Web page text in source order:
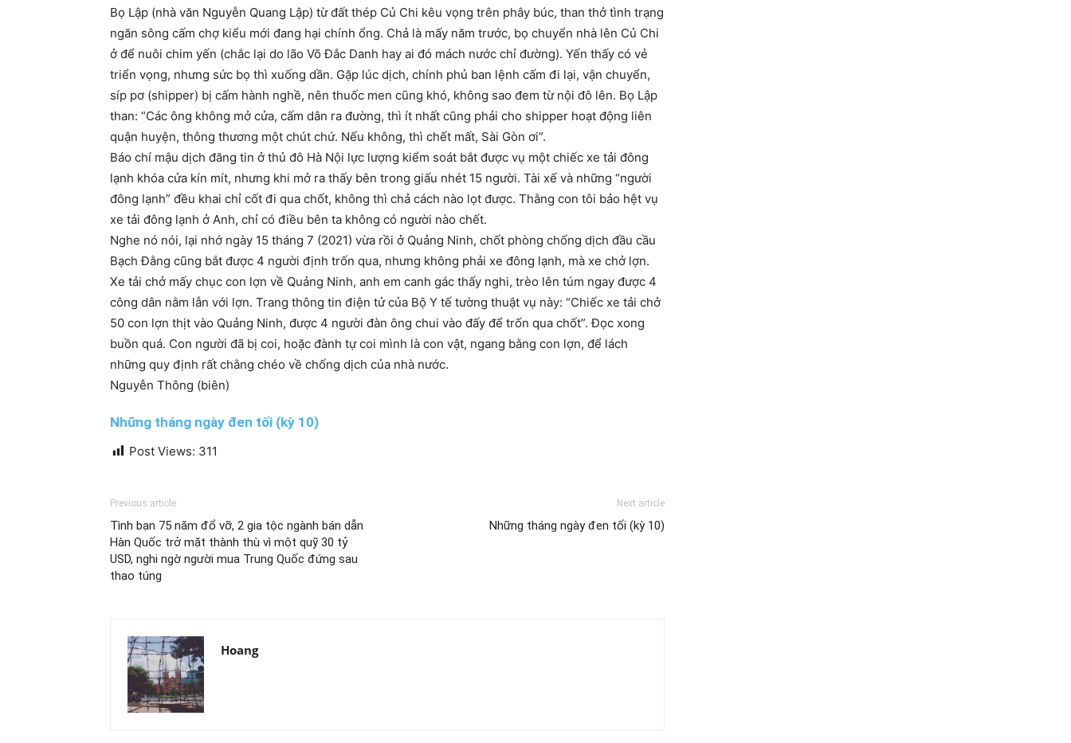
Bọ Lập (nhà văn Nguyễn Quang Lập) từ đất thép Củ Chi kêu vọng trên phây búc, than thở tình trạng
ngăn sông cấm chợ kiểu mới đang hại chính ổng. Chả là mấy năm trước, bọ chuyển nhà lên Củ Chi
ở để nuôi chim yến (chắc lại do lão Võ Đắc Danh hay ai đó mách nước chỉ đường). Yến thấy có vẻ
triển vọng, nhưng sức bọ thì xuống dần. Gặp lúc dịch, chính phủ ban lệnh cấm đi lại, vận chuyển,
síp pơ (shipper) bị cấm hành nghề, nên thuốc men cũng khó, không sao đem từ nội đô lên. Bọ Lập
than: “Các ông không mở cửa, cấm dân ra đường, thì ít nhất cũng phải cho shipper hoạt động liên
quận huyện, thông thương một chút chứ. Nếu không, thì chết mất, Sài Gòn ơi”.
Báo chí mậu dịch đăng tin ở thủ đô Hà Nội lực lượng kiểm soát bắt được vụ một chiếc xe tải đông
lạnh khóa cửa kín mít, nhưng khi mở ra thấy bên trong giấu nhét 15 người. Tài xế và những “người
đông lạnh” đều khai chỉ cốt đi qua chốt, không thì chả cách nào lọt được. Thằng con tôi bảo hệt vụ
xe tải đông lạnh ở Anh, chỉ có điều bên ta không có người nào chết.
Nghe nó nói, lại nhớ ngày 15 tháng 7 (2021) vừa rồi ở Quảng Ninh, chốt phòng chống dịch đầu cầu
Bạch Đằng cũng bắt được 4 người định trốn qua, nhưng không phải xe đông lạnh, mà xe chở lợn.
Xe tải chở mấy chục con lợn về Quảng Ninh, anh em canh gác thấy nghi, trèo lên túm ngay được 4
công dân nằm lẫn với lợn. Trang thông tin điện tử của Bộ Y tế tường thuật vụ này: “Chiếc xe tải chở
50 con lợn thịt vào Quảng Ninh, được 4 người đàn ông chui vào đấy để trốn qua chốt”. Đọc xong
buồn quá. Con người đã bị coi, hoặc đành tự coi mình là con vật, ngang bằng con lợn, để lách
những quy định rất chằng chéo về chống dịch của nhà nước.
Nguyễn Thông (biên)
Những tháng ngày đen tối (kỳ 10)
Post Views: 311
Previous article
Tình bạn 75 năm đổ vỡ, 2 gia tộc ngành bán dẫn
Hàn Quốc trở mặt thành thù vì một quỹ 30 tỷ
USD, nghi ngờ người mua Trung Quốc đứng sau
thao túng
Next article
Những tháng ngày đen tối (kỳ 10)
Hoang